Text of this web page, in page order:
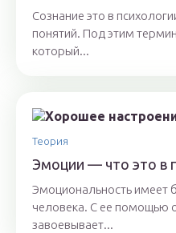
Сознание это в
понятий. Под этим
который...
Теория
Эмоции — что это в
Эмоциональность имеет
человека. С ее помощью
завоевывает...